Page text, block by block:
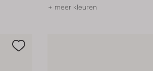
+ meer kleuren